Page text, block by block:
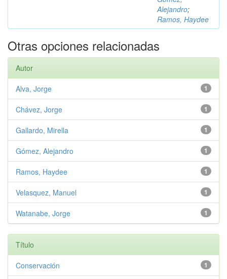
Alejandro;
Ramos, Haydee
Otras opciones relacionadas
Autor
1
Alva, Jorge
1
Chávez, Jorge
1
Gallardo, Mirella
1
Gómez, Alejandro
1
Ramos, Haydee
1
Velasquez, Manuel
1
Watanabe, Jorge
Título
1
Conservación